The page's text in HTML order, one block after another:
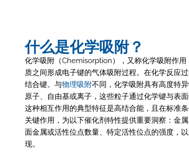
什么是化学吸附？
化学吸附（Chemisorption），又称化学吸附作
质之间形成电子键的气体吸附过程。在化学反应
结合键。与物理吸附不同，化学吸附具有高度特
原子、自由基或离子，这些粒子通过化学键与表面
这种相互作用的典型特征是高结合能，且在标准
关键作用，为以下催化剂特性提供重要洞察：金
面金属或活性位点数量、特定活性位点的强度，
现。